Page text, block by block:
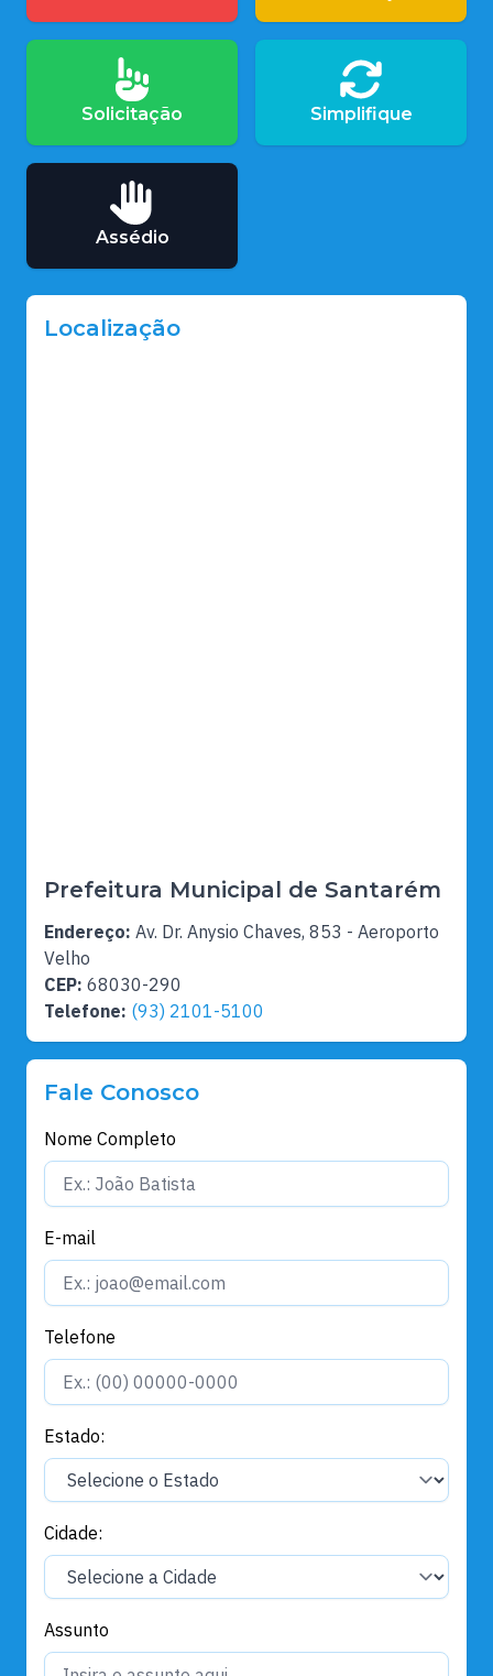
Solicitação Simplifique
Assédio
Localização
Prefeitura Municipal de Santarém
Endereço: Av. Dr. Anysio Chaves, 853 - Aeroporto
Velho
CEP: 68030-290
Telefone: (93) 2101-5100
Fale Conosco
Nome Completo
E-mail
Telefone
Estado:
Cidade:
Assunto